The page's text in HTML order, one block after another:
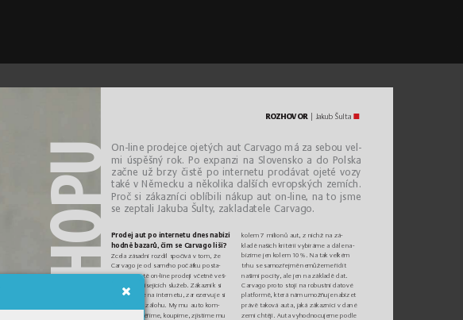
Prodej aut po internetu dnes nabízí
hodn ě bazarů, čím se Carvago liší?
Zcela zásadní rozdíl spočívá v tom , že
Car vago je od samého počátku posta-
vené na čistě on-line prodeji včetně veš-
ouvisejících služeb. Zákazník si
to vyb ere na internetu, zarezervuje si
jej a zaplatí zálohu. My mu au to kom-
pletně prověříme, koupíme, zjistíme mu
kolem 7 milionů aut, z nichž na zá-
kladě našich kritérií vybíráme a dále na-
bízíme jen kolem 10 %. Na tak velkém
trhu se samozřejmě n emůžeme řídit
našimi pocity , ale jen na základě dat.
Carvago proto stojí na robustní datové
platformě, k terá nám umožňuje nabízet
právě taková aut a, jaká zák azníci v dané
zemi chtějí . Auta vyhodnocujeme podle
ROZHOVOR | Jakub Šulta
H
O
P
U On-l ine prodejce ojetých aut Carvago má za sebou vel-
mi úspěšný rok. Po expanzi na Slovensko a do Polska
začne už brzy čistě po internetu prodávat ojeté vozy
také v Německu a několi ka dal ších evropských zemích.
Proč si zá kazníci oblíbil i nákup aut on-line, na to jsme
se zeptali Jakuba Šulty, zakladatele Carvago.